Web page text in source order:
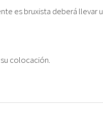
es bruxista deberá llevar
colocación.